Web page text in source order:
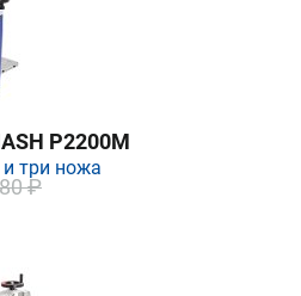
P2200M
три ножа
₽